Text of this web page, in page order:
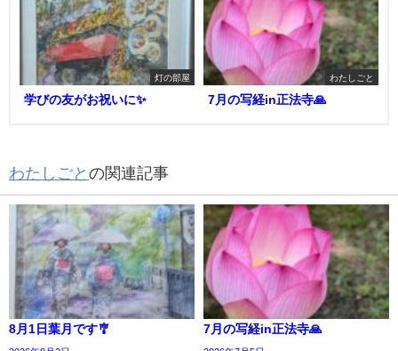
灯の部屋
学びの友がお祝いに✨
わたしごと
7月の写経in正法寺🙏
わたしごと の関連記事
8月1日葉月です🎐 7月の写経in正法寺🙏